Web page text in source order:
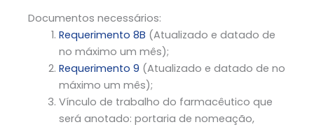
Documentos necessários:
Requerimento 8B (Atualizado e datado de
no máximo um mês);
Requerimento 9 (Atualizado e datado de no
máximo um mês);
Vínculo de trabalho do farmacêutico que
será anotado: portaria de nomeação,